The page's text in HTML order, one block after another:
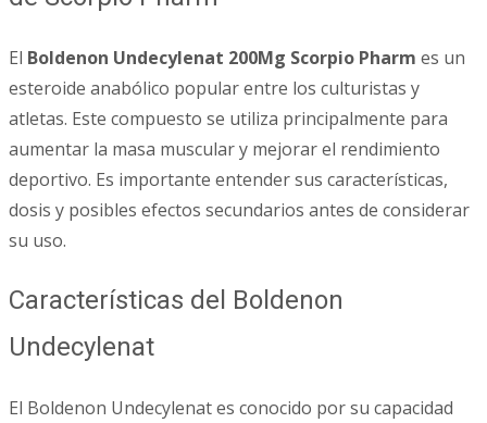
El Boldenon Undecylenat 200Mg Scorpio Pharm es un
esteroide anabólico popular entre los culturistas y
atletas. Este compuesto se utiliza principalmente para
aumentar la masa muscular y mejorar el rendimiento
deportivo. Es importante entender sus características,
dosis y posibles efectos secundarios antes de considerar
su uso.
Características del Boldenon
Undecylenat
El Boldenon Undecylenat es conocido por su capacidad